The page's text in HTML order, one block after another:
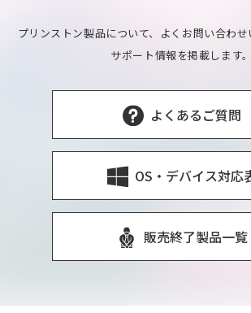
プリンストン製品について、よくお問い合わせ
サポート情報を掲載します。
よくあるご質問
OS・デバイス対応
販売終了製品一覧